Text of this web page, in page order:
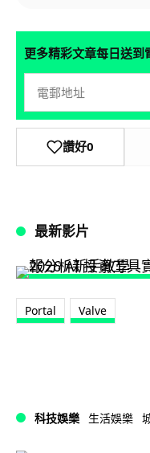
更多精彩文章每日送到
讚好0
最新影片
Portal Valve
科技娛樂 生活娛樂